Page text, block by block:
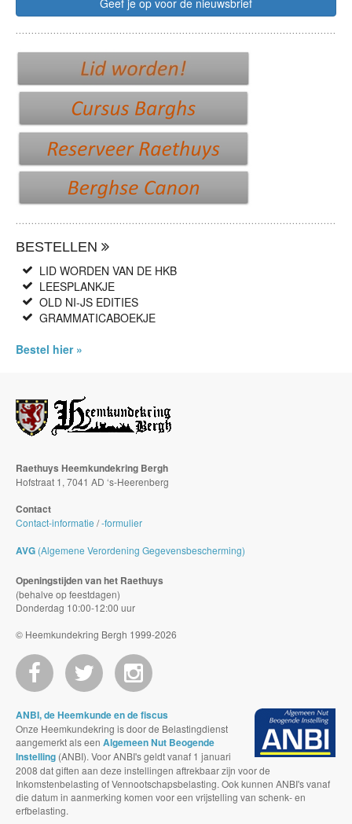
BESTELLEN
LID WORDEN VAN DE HKB
LEESPLANKJE
OLD NI-JS EDITIES
GRAMMATICABOEKJE
Bestel hier »
Raethuys Heemkundekring Bergh
Hofstraat 1, 7041 AD ‘s-Heerenberg
Contact
Contact-informatie /-formulier
AVG (Algemene Verordening Gegevensbescherming)
Openingstijden van het Raethuys
(behalve op feestdagen)
Donderdag 10:00-12:00 uur
© Heemkundekring Bergh 1999-2026
ANBI, de Heemkunde en de fiscus
Onze Heemkundekring is door de Belastingdienst
aangemerkt als een Algemeen Nut Beogende
Instelling (ANBI). Voor ANBI's geldt vanaf 1 januari
2008 dat giften aan deze instellingen aftrekbaar zijn voor de
Inkomstenbelasting of Vennootschapsbelasting. Ook kunnen ANBI's vanaf
die datum in aanmerking komen voor een vrijstelling van schenk- en
erfbelasting.